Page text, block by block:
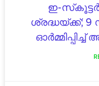
ഇ-
ശ്രദ്ധയ്ക്ക്;